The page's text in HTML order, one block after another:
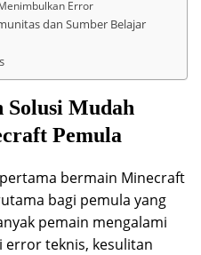
Error
dan Sumber Belajar
Solusi Mudah
Pemula
bermain Minecraft
bagi pemula yang
pemain mengalami
error teknis, kesulitan